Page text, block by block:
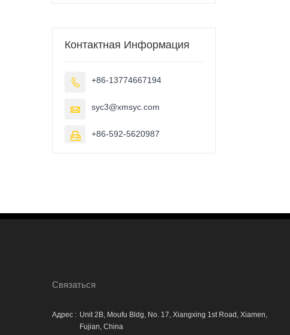
Контактная Информация
 +86-13774667194
 syc3@xmsyc.com
 +86-592-5620987
Cвязаться
Адрес : Unit 2B, Moufu Bldg, No. 17, Xiangxing 1st Road, Xiamen,
Fujian, China